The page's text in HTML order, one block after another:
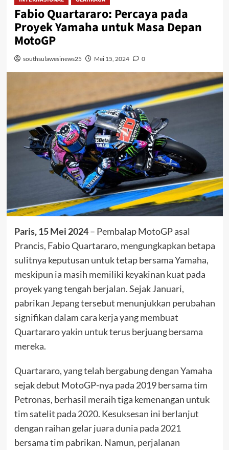
Fabio Quartararo: Percaya pada
Proyek Yamaha untuk Masa Depan
MotoGP
southsulawesinews25 Mei 15, 2024 0
Paris, 15 Mei 2024– Pembalap MotoGP asal
Prancis, Fabio Quartararo, mengungkapkan betapa
sulitnya keputusan untuk tetap bersama Yamaha,
meskipun ia masih memiliki keyakinan kuat pada
proyek yang tengah berjalan. Sejak Januari,
pabrikan Jepang tersebut menunjukkan perubahan
signifikan dalam cara kerja yang membuat
Quartararo yakin untuk terus berjuang bersama
mereka.
Quartararo, yang telah bergabung dengan Yamaha
sejak debut MotoGP-nya pada 2019 bersama tim
Petronas, berhasil meraih tiga kemenangan untuk
tim satelit pada 2020. Kesuksesan ini berlanjut
dengan raihan gelar juara dunia pada 2021
bersama tim pabrikan. Namun, perjalanan